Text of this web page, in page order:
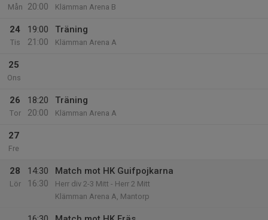
Mån
20:00
Klämman Arena B
24
Tis
19:00
21:00
Träning
Klämman Arena A
25
Ons
26
Tor
18:20
20:00
Träning
Klämman Arena A
27
Fre
28
Lör
14:30
16:30
Match mot HK Guifpojkarna
Herr div 2-3 Mitt - Herr 2 Mitt
Klämman Arena A, Mantorp